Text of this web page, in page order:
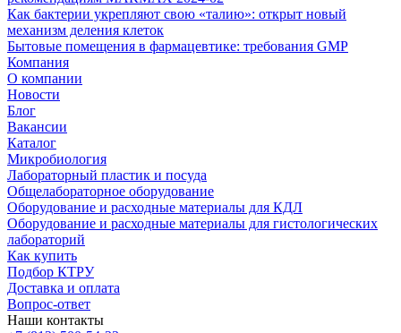
Как бактерии укрепляют свою «талию»: открыт новый
механизм деления клеток
Бытовые помещения в фармацевтике: требования GMP
Компания
О компании
Новости
Блог
Вакансии
Каталог
Микробиология
Лабораторный пластик и посуда
Общелабораторное оборудование
Оборудование и расходные материалы для КДЛ
Оборудование и расходные материалы для гистологических
лабораторий
Как купить
Подбор КТРУ
Доставка и оплата
Вопрос-ответ
Наши контакты